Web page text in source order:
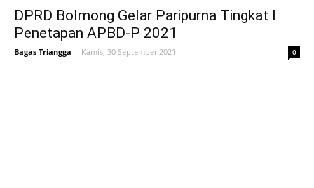
DPRD Bolmong Gelar Paripurna Tingkat I
Penetapan APBD-P 2021
Bagas Triangga - Kamis, 30 September 2021 0